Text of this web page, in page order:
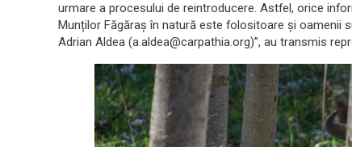
urmare a procesului de reintroducere. Astfel, orice
Munților Făgăraș în natură este folositoare și oamenii
Adrian Aldea (a.aldea@carpathia.org)”, au transmis